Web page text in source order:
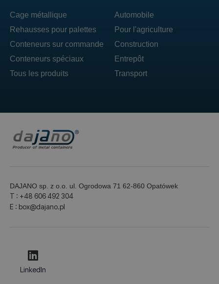
Cage métallique
Rehausses pour palettes
Conteneurs sur commande
Conteneurs spéciaux
Tous les produits
Automobile
Pour l'agriculture
Construction
Entrepôt
Transport
DAJANO sp. z o.o. ul. Ogrodowa 71 62-860 Opatówek
T : +48 606 492 304
E : box@dajano.pl
LinkedIn